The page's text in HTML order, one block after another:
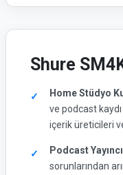
Shure
Home Stüdyo
ve podcast
içerik üreticileri
Podcast
sorunlarından